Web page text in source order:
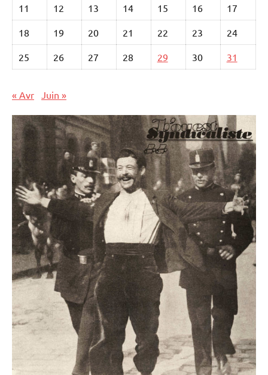
11 12 13 14 15 16 17
18 19 20 21 22 23 24
25 26 27 28 29 30 31
« Avr Juin »